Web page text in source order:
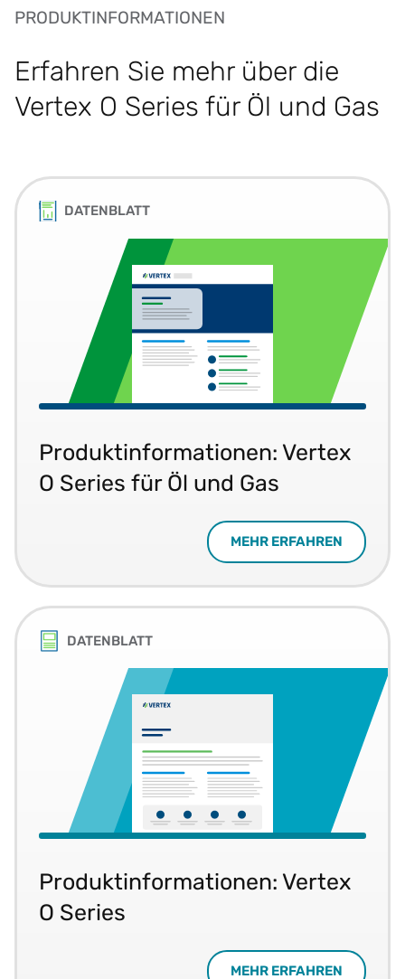
PRODUKTINFORMATIONEN
Erfahren Sie mehr über die
Vertex O Series für Öl und Gas
DATENBLATT
Produktinformationen: Vertex
O Series für Öl und Gas
MEHR ERFAHREN
DATENBLATT
Produktinformationen: Vertex
O Series
MEHR ERFAHREN